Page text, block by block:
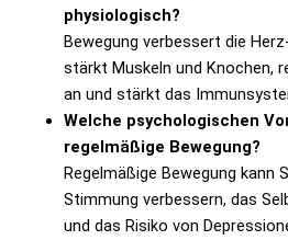
physiologisch?
Bewegung verbessert die
stärkt Muskeln und Knochen,
an und stärkt das
Welche psychologischen
regelmäßige Bewegung?
Regelmäßige Bewegung kann
Stimmung verbessern, das
und das Risiko von